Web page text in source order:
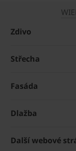
Zdivo
Střecha
Fasáda
Dlažba
Další webové